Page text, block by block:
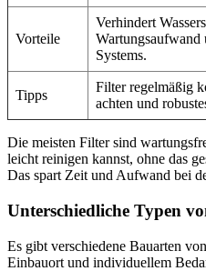
Vorteile
Verhindert
Wartungsaufwand
Systems.
Tipps
Filter regelmäßig
achten und
Die meisten Filter sind
leicht reinigen kannst, ohne das
Das spart Zeit und Aufwand bei
Unterschiedliche Typen
Es gibt verschiedene Bauarten
Einbauort und individuellem